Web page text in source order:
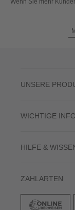
UNSERE
WICHTIGE
HILFE &
ZAHLARTEN